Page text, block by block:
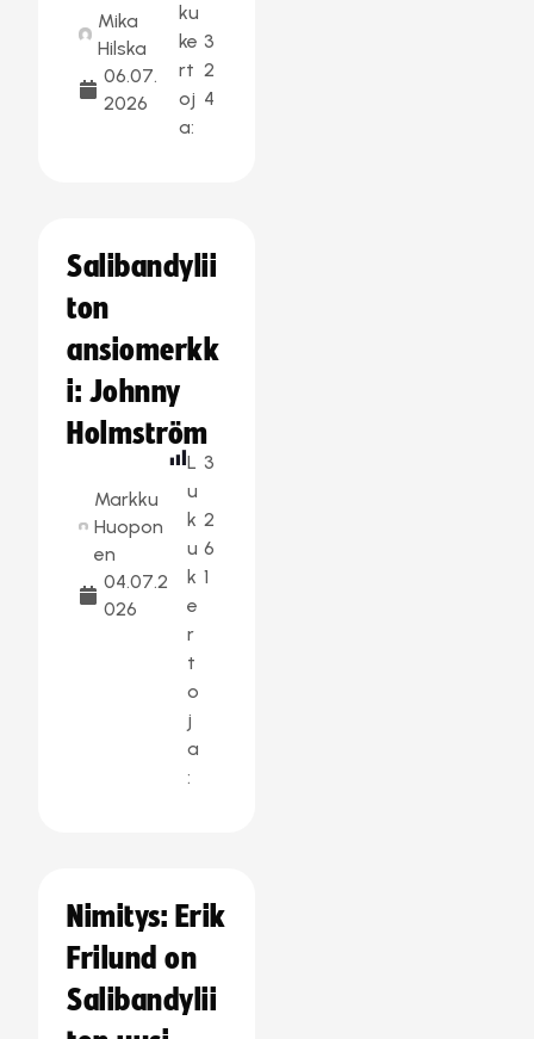
Mika
Hilska
06.07.
2026
ku
ke
rt
oj
a:
3
2
4
Salibandylii
ton
ansiomerkk
i: Johnny
Holmström
Markku
Huopon
en
04.07.2
026
L
u
k
u
k
e
r
t
o
j
a
:
3
2
6
1
Nimitys: Erik
Frilund on
Salibandylii